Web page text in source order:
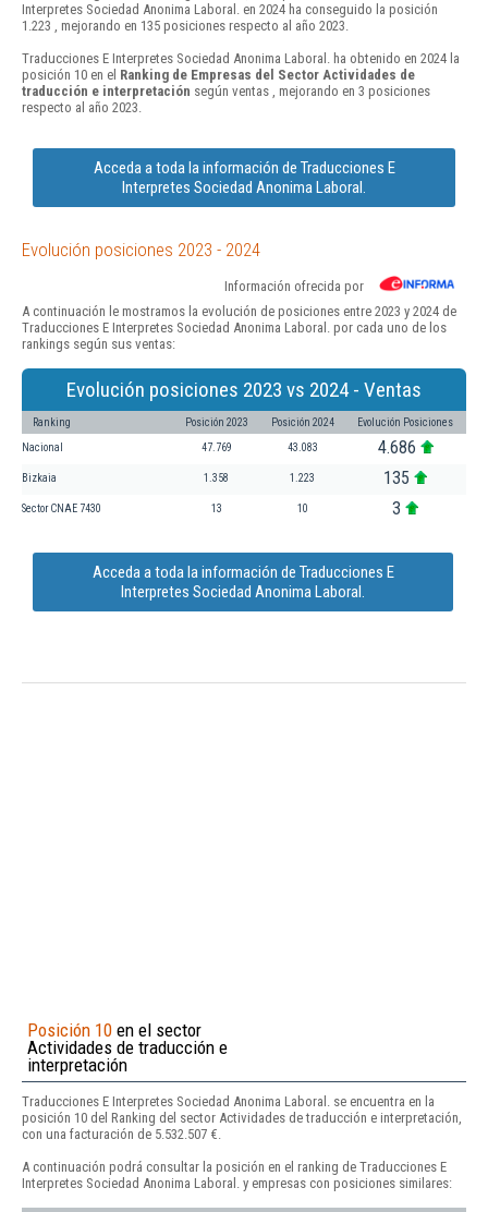
Interpretes Sociedad Anonima Laboral. en 2024 ha conseguido la posición
1.223 , mejorando en 135 posiciones respecto al año 2023.
Traducciones E Interpretes Sociedad Anonima Laboral. ha obtenido en 2024 la
posición 10 en el Ranking de Empresas del Sector Actividades de
traducción e interpretación según ventas , mejorando en 3 posiciones
respecto al año 2023.
Acceda a toda la información de Traducciones E
Interpretes Sociedad Anonima Laboral.
Evolución posiciones 2023 - 2024
Información ofrecida por
A continuación le mostramos la evolución de posiciones entre 2023 y 2024 de
Traducciones E Interpretes Sociedad Anonima Laboral. por cada uno de los
rankings según sus ventas:
Evolución posiciones 2023 vs 2024 - Ventas
Ranking Posición 2023 Posición 2024 Evolución Posiciones
Nacional 47.769 43.083 4.686
Bizkaia 1.358 1.223 135
Sector CNAE 7430 13 10 3
Acceda a toda la información de Traducciones E
Interpretes Sociedad Anonima Laboral.
Posición 10 en el sector
Actividades de traducción e
interpretación
Traducciones E Interpretes Sociedad Anonima Laboral. se encuentra en la
posición 10 del Ranking del sector Actividades de traducción e interpretación,
con una facturación de 5.532.507 €.
A continuación podrá consultar la posición en el ranking de Traducciones E
Interpretes Sociedad Anonima Laboral. y empresas con posiciones similares: